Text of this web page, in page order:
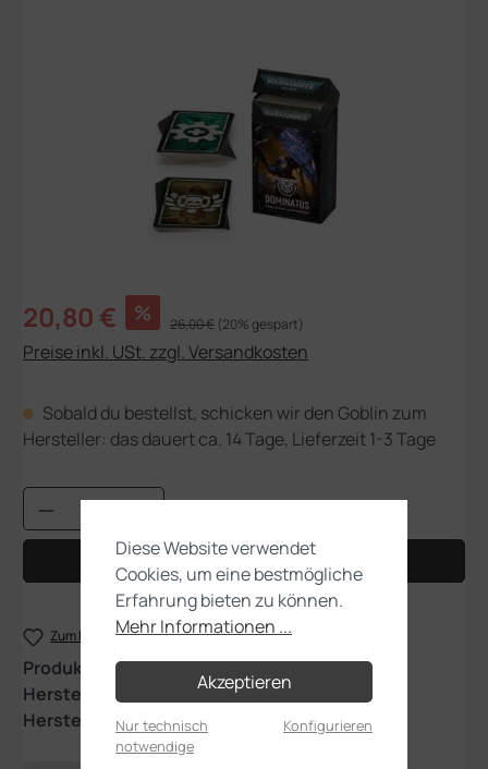
Verkaufspreis:
20,80 € % Regulärer Preis:
26,00 € (20% gespart)
Preise inkl. USt. zzgl. Versandkosten
Sobald du bestellst, schicken wir den Goblin zum
Hersteller: das dauert ca. 14 Tage, Lieferzeit 1-3 Tage
Produkt Anzahl: Gib den gewünschten
In den Warenkorb
Zum Merkzettel hinzufügen
Produktnummer:40-80
Hersteller:
Games Workshop
Herstellernummer:04050199062
Diese Website verwendet
Cookies, um eine bestmögliche
Erfahrung bieten zu können.
Mehr Informationen ...
Akzeptieren
Nur technisch
notwendige
Konfigurieren